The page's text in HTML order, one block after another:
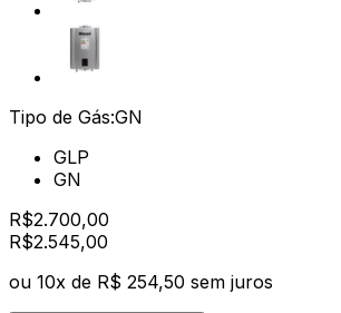
Tipo de Gás:GN
GLP
GN
R$2.700,00
R$2.545,00
ou 10x de R$ 254,50 sem juros